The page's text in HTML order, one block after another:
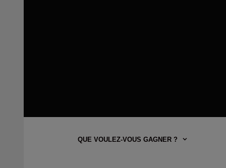
QUE VOULEZ-VOUS GAGNER ?